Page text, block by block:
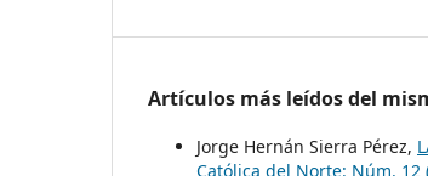
Artículos más leídos del
Jorge Hernán Sierra Pérez,
Católica del Norte: Núm. 12